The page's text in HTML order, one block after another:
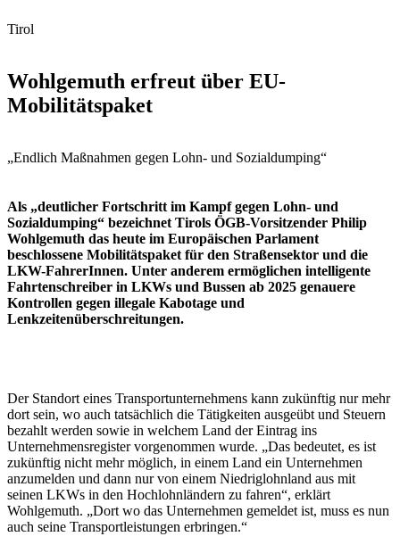
Tirol
Wohlgemuth erfreut über EU-
Mobilitätspaket
„Endlich Maßnahmen gegen Lohn- und Sozialdumping“
Als „deutlicher Fortschritt im Kampf gegen Lohn- und
Sozialdumping“ bezeichnet Tirols ÖGB-Vorsitzender Philip
Wohlgemuth das heute im Europäischen Parlament
beschlossene Mobilitätspaket für den Straßensektor und die
LKW-FahrerInnen. Unter anderem ermöglichen intelligente
Fahrtenschreiber in LKWs und Bussen ab 2025 genauere
Kontrollen gegen illegale Kabotage und
Lenkzeitenüberschreitungen.
Der Standort eines Transportunternehmens kann zukünftig nur mehr
dort sein, wo auch tatsächlich die Tätigkeiten ausgeübt und Steuern
bezahlt werden sowie in welchem Land der Eintrag ins
Unternehmensregister vorgenommen wurde. „Das bedeutet, es ist
zukünftig nicht mehr möglich, in einem Land ein Unternehmen
anzumelden und dann nur von einem Niedriglohnland aus mit
seinen LKWs in den Hochlohnländern zu fahren“, erklärt
Wohlgemuth. „Dort wo das Unternehmen gemeldet ist, muss es nun
auch seine Transportleistungen erbringen.“